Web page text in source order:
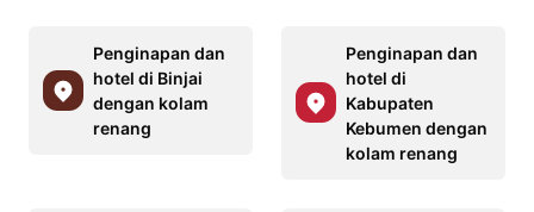
Penginapan dan
hotel di Binjai
dengan kolam
renang
Penginapan dan
hotel di
Kabupaten
Kebumen dengan
kolam renang